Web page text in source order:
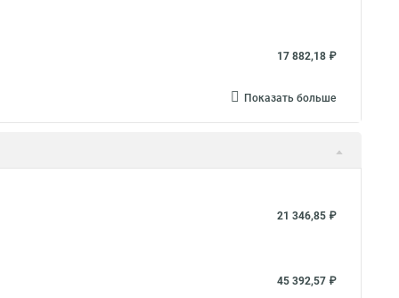
17 882,18 ₽
Показать больше
21 346,85 ₽
45 392,57 ₽